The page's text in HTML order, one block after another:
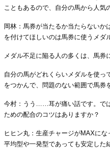
こともあるので、自分の馬から人気
岡林：馬券が当たるか当たらない
を付けてほしいのは馬券に使うメダ
メダル不足に陥る人の多くは、馬券
自分の馬がどれくらいメダルを使っ
をつかんで、問題のない範囲で馬券
今村：うう……耳が痛い話です。で
ための配合のコツはありますか？
ヒヒン丸：生産チャージがMAXにな
平均型や一発型であっても安定した